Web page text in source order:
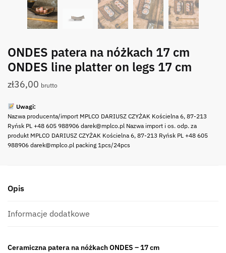
ONDES patera na nóżkach 17 cm
ONDES line platter on legs 17 cm
zł36,00 brutto
Uwagi:
Nazwa producenta/import MPLCO DARIUSZ CZYŻAK Kościelna 6, 87-213
Ryńsk PL +48 605 988906 darek@mplco.pl Nazwa import i os. odp. za
produkt MPLCO DARIUSZ CZYŻAK Kościelna 6, 87-213 Ryńsk PL +48 605
988906 darek@mplco.pl packing 1pcs/24pcs
Opis
Informacje dodatkowe
Ceramiczna patera na nóżkach ONDES – 17 cm